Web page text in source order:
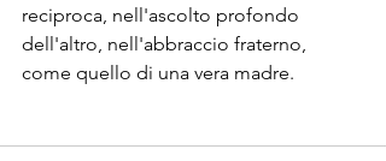
reciproca, nell'ascolto profondo
dell'altro, nell'abbraccio fraterno,
come quello di una vera madre.